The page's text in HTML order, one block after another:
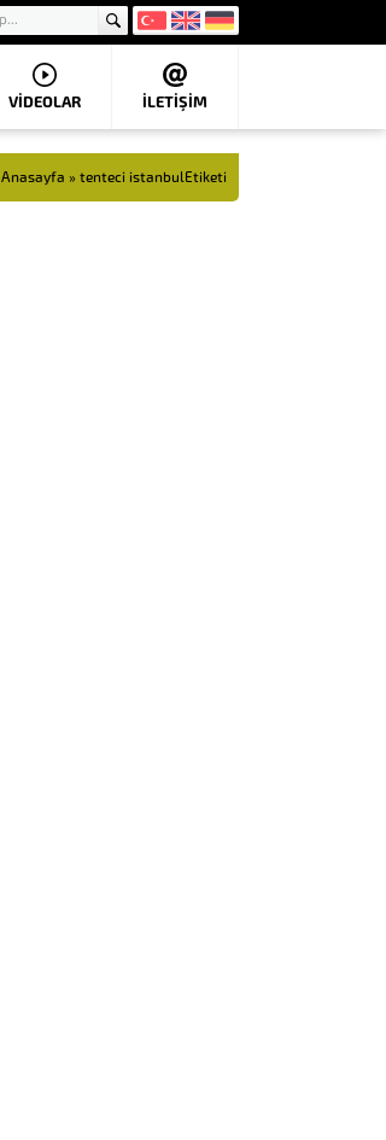
VIDEOLAR İLETİŞİM
Anasayfa » tenteci istanbulEtiketi